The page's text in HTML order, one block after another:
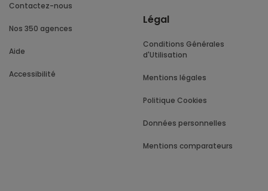
Contactez-nous
Nos 350 agences
Aide
Accessibilité
Légal
Conditions Générales
d'Utilisation
Mentions légales
Politique Cookies
Données personnelles
Mentions comparateurs